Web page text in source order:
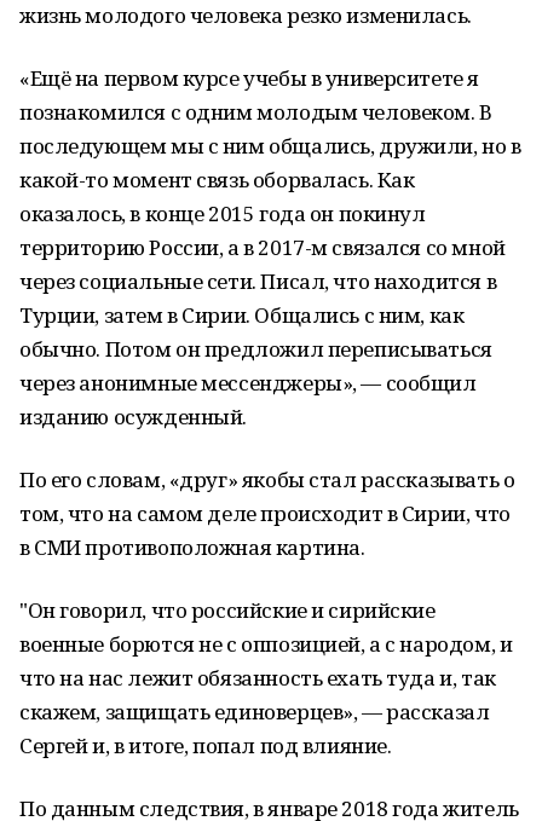
жизнь молодого человека резко изменилась.
«Ещё на первом курсе учебы в университете я
познакомился с одним молодым человеком. В
последующем мы с ним общались, дружили, но в
какой-то момент связь оборвалась. Как
оказалось, в конце 2015 года он покинул
территорию России, а в 2017-м связался со мной
через социальные сети. Писал, что находится в
Турции, затем в Сирии. Общались с ним, как
обычно. Потом он предложил переписываться
через анонимные мессенджеры», — сообщил
изданию осужденный.
По его словам, «друг» якобы стал рассказывать о
том, что на самом деле происходит в Сирии, что
в СМИ противоположная картина.
"Он говорил, что российские и сирийские
военные борются не с оппозицией, а с народом, и
что на нас лежит обязанность ехать туда и, так
скажем, защищать единоверцев», — рассказал
Сергей и, в итоге, попал под влияние.
По данным следствия, в январе 2018 года житель